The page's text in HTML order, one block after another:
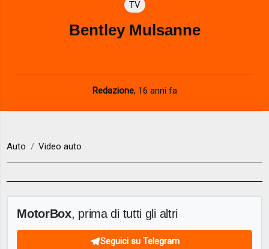
y
V
d
e
TV
Bentley Mulsanne
Redazione, 16 anni fa
Auto Video auto
MotorBox, prima di tutti gli altri
Seguici su Telegram